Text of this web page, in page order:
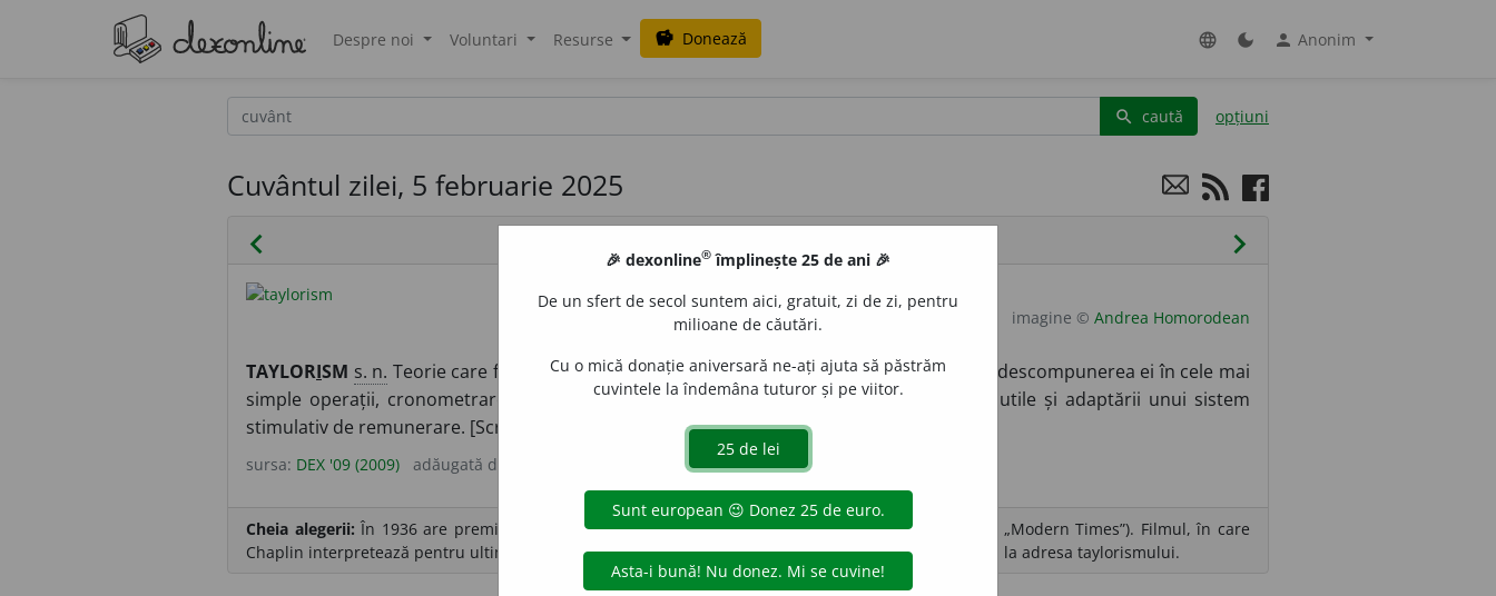
Despre noi Voluntari Resurse savings Donează language dark_mode person Anonim
search caută opțiuni
Cuvântul zilei, 5 februarie 2025
chevron_left chevron_right
imagine © Andrea Homorodean
TAYLORISM s. n. Teorie care fundamentează un sistem de organizare a muncii bazat pe descompunerea ei în cele mai
simple operații, cronometrarea și filmarea acestora în vederea înlăturării mișcărilor inutile și adaptării unui sistem
stimulativ de remunerare. [Scris și:
tei-] – Dinfr.taylorisme.
sursa: DEX '09 (2009) adăugată de
Cheia alegerii: În 1936 are premiera la New York filmul lui Charlie ChaplinTimpuri noi(în engleză „Modern Times”). Filmul, în care
Chaplin interpretează pentru ultima dată rolul emblematicului vagabond Charlot, reprezintă o satiră la adresa taylorismului.
🎉 dexonline® împlinește 25 de ani 🎉
De un sfert de secol suntem aici, gratuit, zi de zi, pentru
milioane de căutări.
Cu o mică donație aniversară ne-ați ajuta să păstrăm
cuvintele la îndemâna tuturor și pe viitor.